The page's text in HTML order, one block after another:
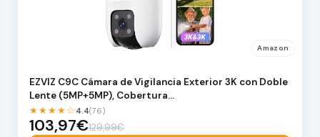
Amazon
EZVIZ C9C Cámara de Vigilancia Exterior 3K con Doble
Lente (5MP+5MP), Cobertura…
★★★★☆ 4.4(76)
103,97€129,99€